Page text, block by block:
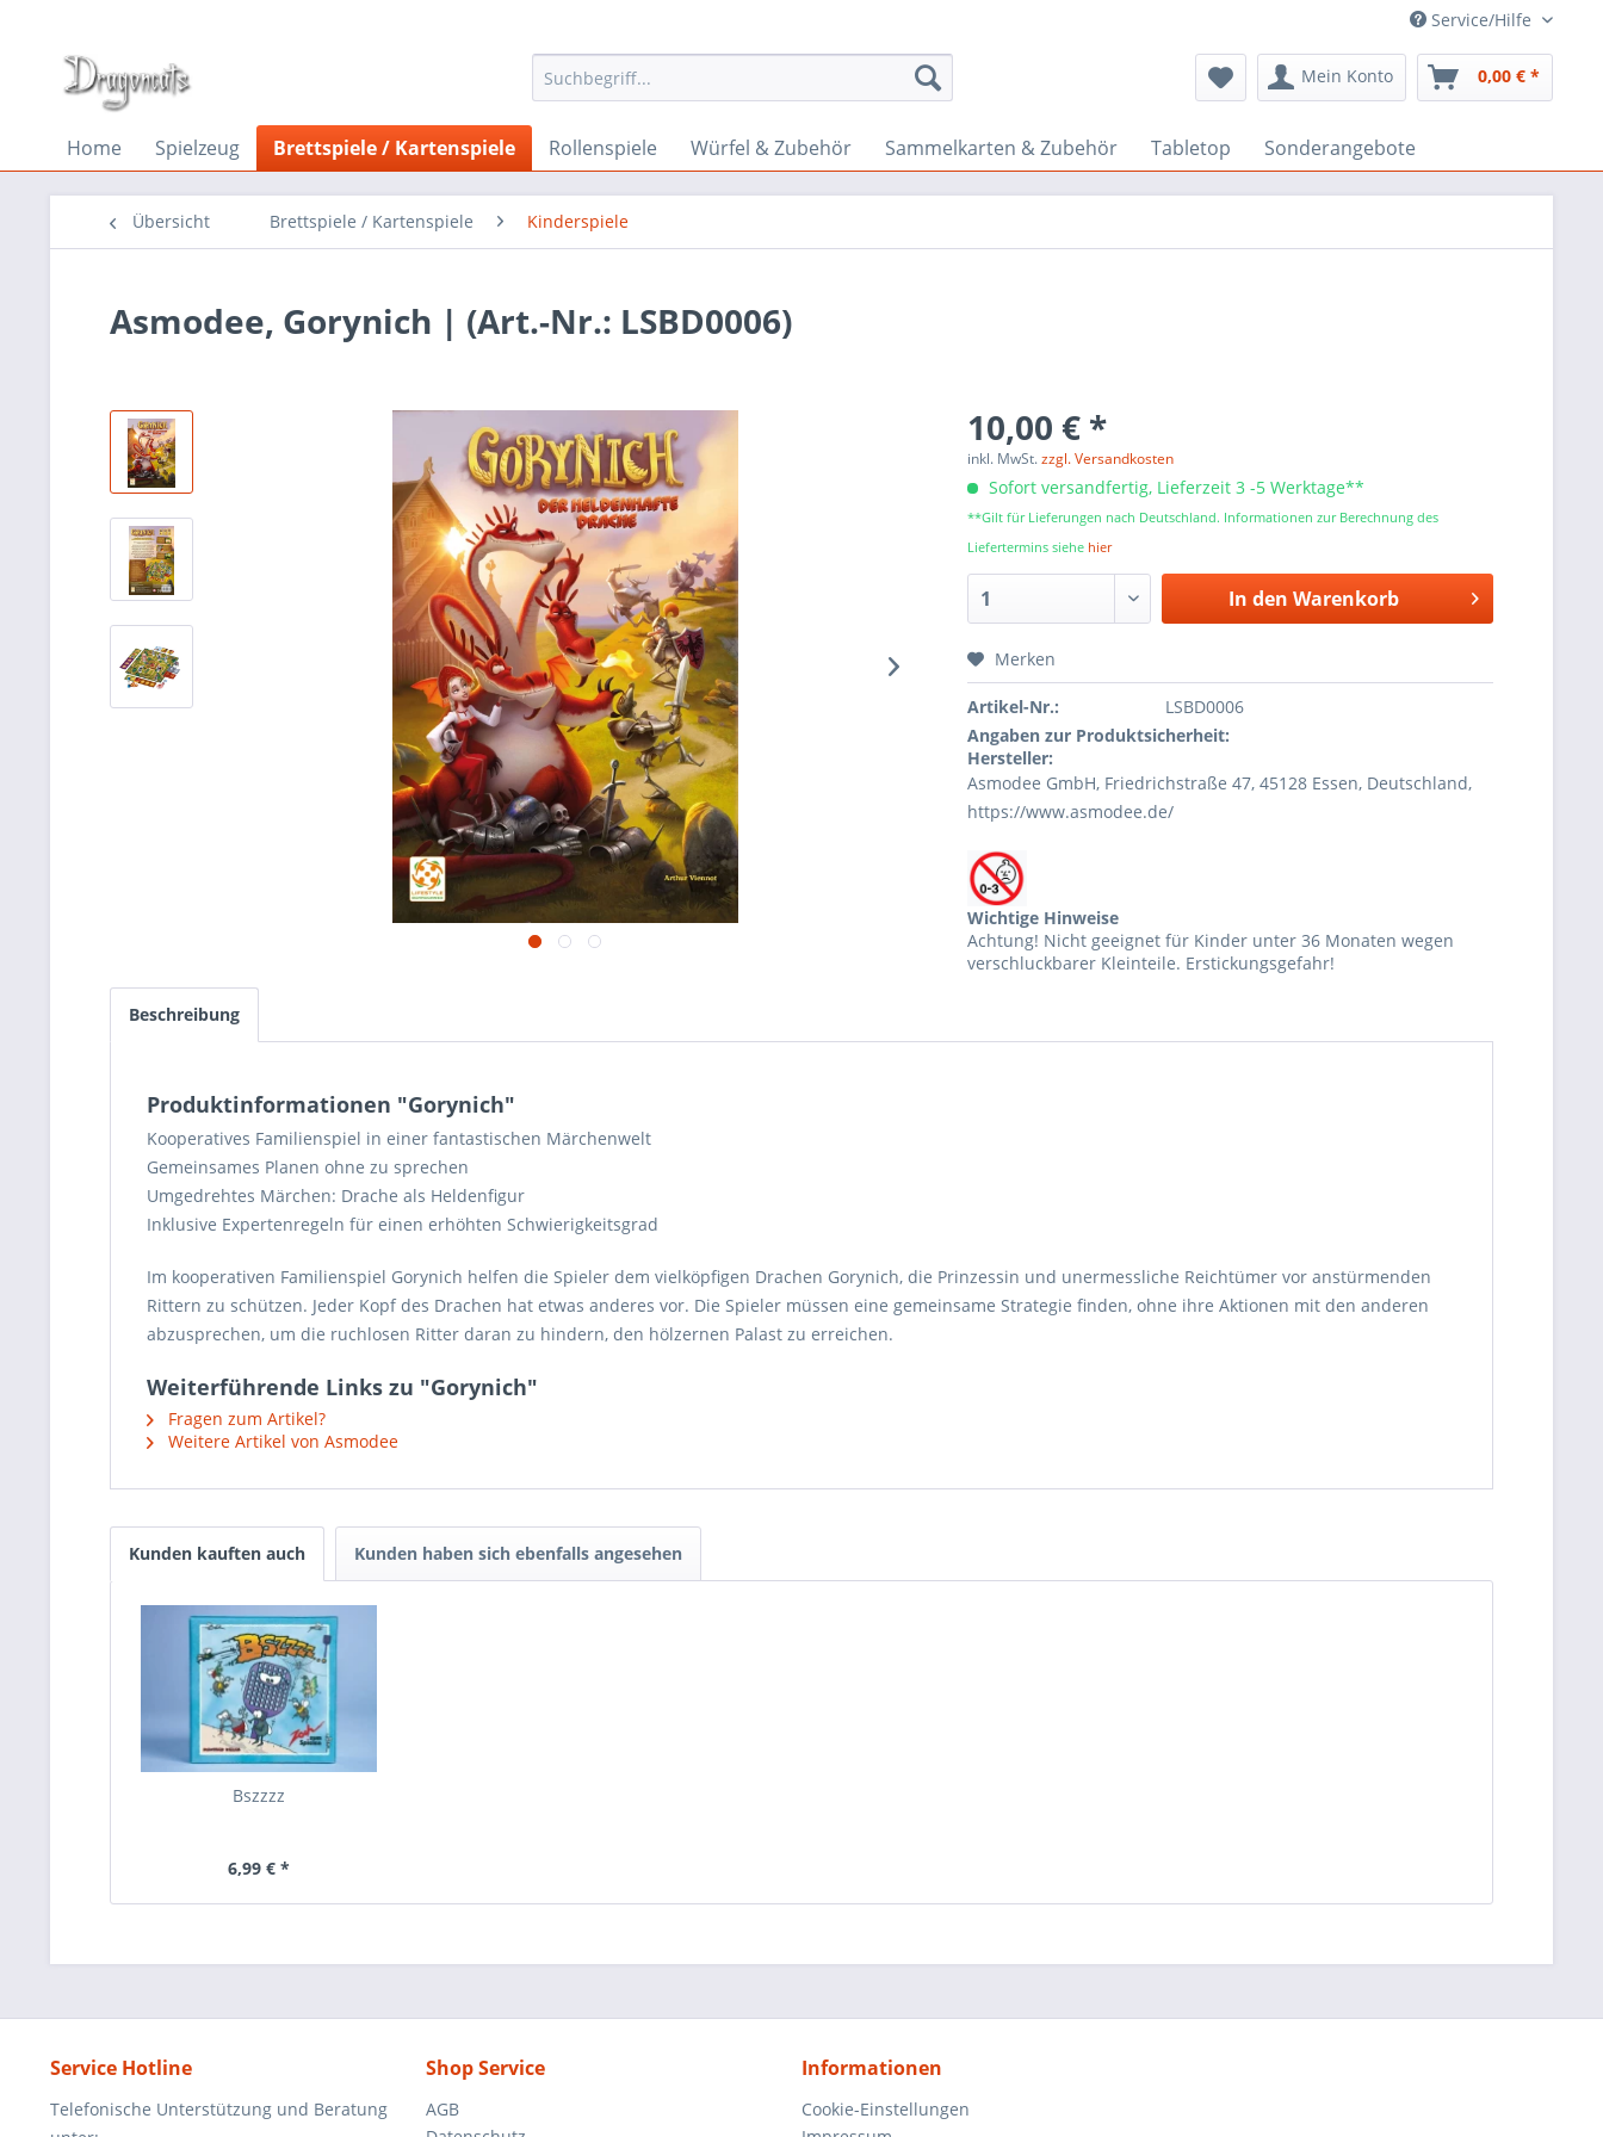
Service/Hilfe
Mein Konto 0,00 € *
Home Spielzeug Brettspiele / Kartenspiele Rollenspiele Würfel & Zubehör Sammelkarten & Zubehör Tabletop Sonderangebote
Übersicht Brettspiele / Kartenspiele Kinderspiele
Asmodee, Gorynich | (Art.-Nr.: LSBD0006)
10,00 € *
inkl. MwSt.zzgl. Versandkosten
Sofort versandfertig, Lieferzeit 3 -5 Werktage**
**Gilt für Lieferungen nach Deutschland. Informationen zur Berechnung des
Liefertermins siehe hier
In den Warenkorb
Merken
Artikel-Nr.:
LSBD0006
Angaben zur Produktsicherheit:
Hersteller:
Asmodee GmbH, Friedrichstraße 47, 45128 Essen, Deutschland,
https://www.asmodee.de/
Wichtige Hinweise
Achtung! Nicht geeignet für Kinder unter 36 Monaten wegen
verschluckbarer Kleinteile. Erstickungsgefahr!
Beschreibung
Produktinformationen "Gorynich"
Kooperatives Familienspiel in einer fantastischen Märchenwelt
Gemeinsames Planen ohne zu sprechen
Umgedrehtes Märchen: Drache als Heldenfigur
Inklusive Expertenregeln für einen erhöhten Schwierigkeitsgrad
Im kooperativen Familienspiel Gorynich helfen die Spieler dem vielköpfigen Drachen Gorynich, die Prinzessin und unermessliche Reichtümer vor anstürmenden
Rittern zu schützen. Jeder Kopf des Drachen hat etwas anderes vor. Die Spieler müssen eine gemeinsame Strategie finden, ohne ihre Aktionen mit den anderen
abzusprechen, um die ruchlosen Ritter daran zu hindern, den hölzernen Palast zu erreichen.
Weiterführende Links zu "Gorynich"
Fragen zum Artikel?
Weitere Artikel von Asmodee
Kunden kauften auch Kunden haben sich ebenfalls angesehen
Bszzzz
6,99 € *
Service Hotline
Telefonische Unterstützung und Beratung
Shop Service
AGB
Informationen
Cookie-Einstellungen